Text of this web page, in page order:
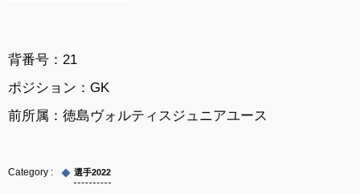
背番号：21
ポジション：GK
前所属：徳島ヴォルティスジュニアユース
選手2022